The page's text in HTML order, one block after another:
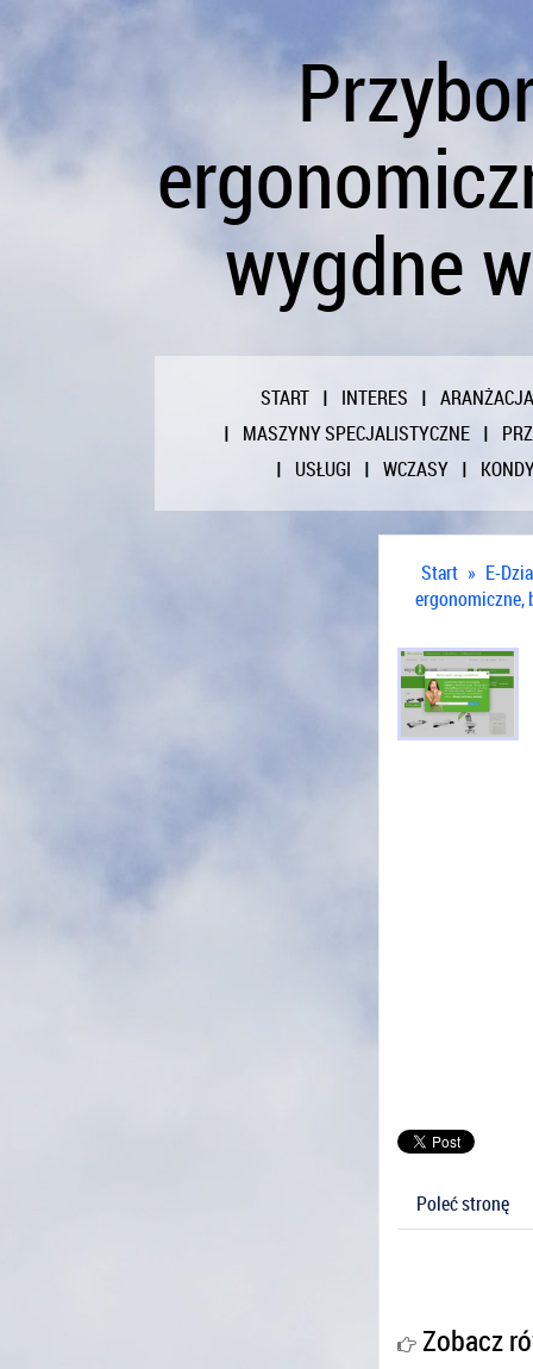
wygdne
START INTERES
ARANŻACJA
MASZYNY SPECJALISTYCZNE
USŁUGI
WCZASY
Start » E-
ergonomiczne,
Poleć stronę
Zobacz